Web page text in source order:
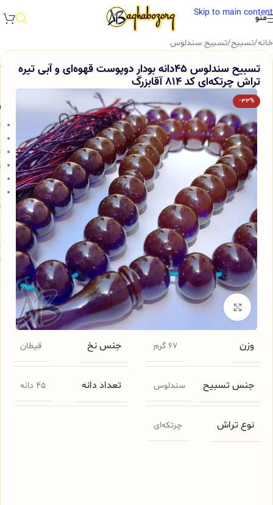
Skip to main content
منو
خانه/تسبیح/تسبیح سندلوس
تسبیح سندلوس 45دانه بودار دوپوست قهوه‌ای و آبی تیره
تراش چرتکه‌ای کد 814 آقابزرگ
-33%
برای بزرگنمایی کلیک کنید
وزن 67 گرم جنس نخ قیطان
جنس تسبیح سندلوس تعداد دانه 45 دانه
نوع تراش چرتکه‌ای